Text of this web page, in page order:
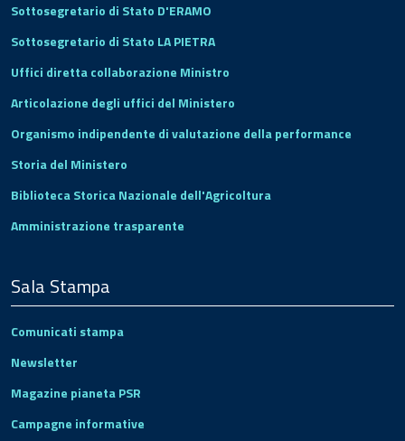
Sottosegretario di Stato D'ERAMO
Sottosegretario di Stato LA PIETRA
Uffici diretta collaborazione Ministro
Articolazione degli uffici del Ministero
Organismo indipendente di valutazione della performance
Storia del Ministero
Biblioteca Storica Nazionale dell'Agricoltura
Amministrazione trasparente
Sala Stampa
Comunicati stampa
Newsletter
Magazine pianeta PSR
Campagne informative